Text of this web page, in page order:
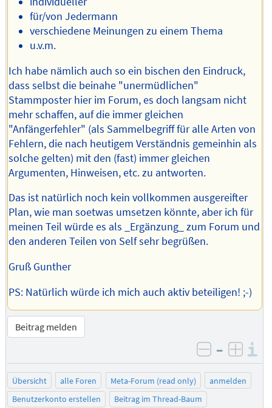
für/von Jedermann
verschiedene Meinungen zu einem Thema
u.v.m.
Ich habe nämlich auch so ein bischen den Eindruck,
dass selbst die beinahe "unermüdlichen"
Stammposter hier im Forum, es doch langsam nicht
mehr schaffen, auf die immer gleichen
"Anfängerfehler" (als Sammelbegriff für alle Arten von
Fehlern, die nach heutigem Verständnis gemeinhin als
solche gelten) mit den (fast) immer gleichen
Argumenten, Hinweisen, etc. zu antworten.
Das ist natürlich noch kein vollkommen ausgereifter
Plan, wie man soetwas umsetzen könnte, aber ich für
meinen Teil würde es als _Ergänzung_ zum Forum und
den anderen Teilen von Self sehr begrüßen.
Gruß Gunther
PS: Natürlich würde ich mich auch aktiv beteiligen! ;-)
Beitrag melden
negativ
–
Übersicht alle Foren Meta-Forum (read only)
anmelden
Benutzerkonto erstellen
Beitrag im Thread-Baum